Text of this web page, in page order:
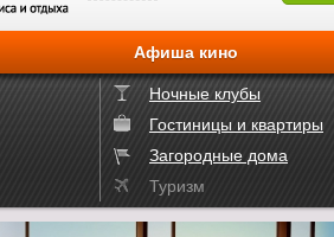
Афиша кино
Ночные клубы
Гостиницы и квартиры
Загородные дома
Туризм